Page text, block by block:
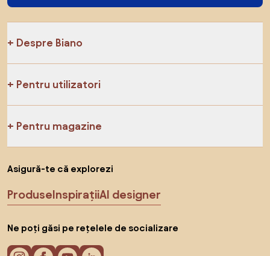
Despre Biano
Pentru utilizatori
Pentru magazine
Asigură-te că explorezi
ProduseInspirațiiAI designer
Ne poți găsi pe rețelele de socializare